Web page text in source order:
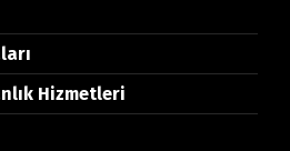
Hizmetleri